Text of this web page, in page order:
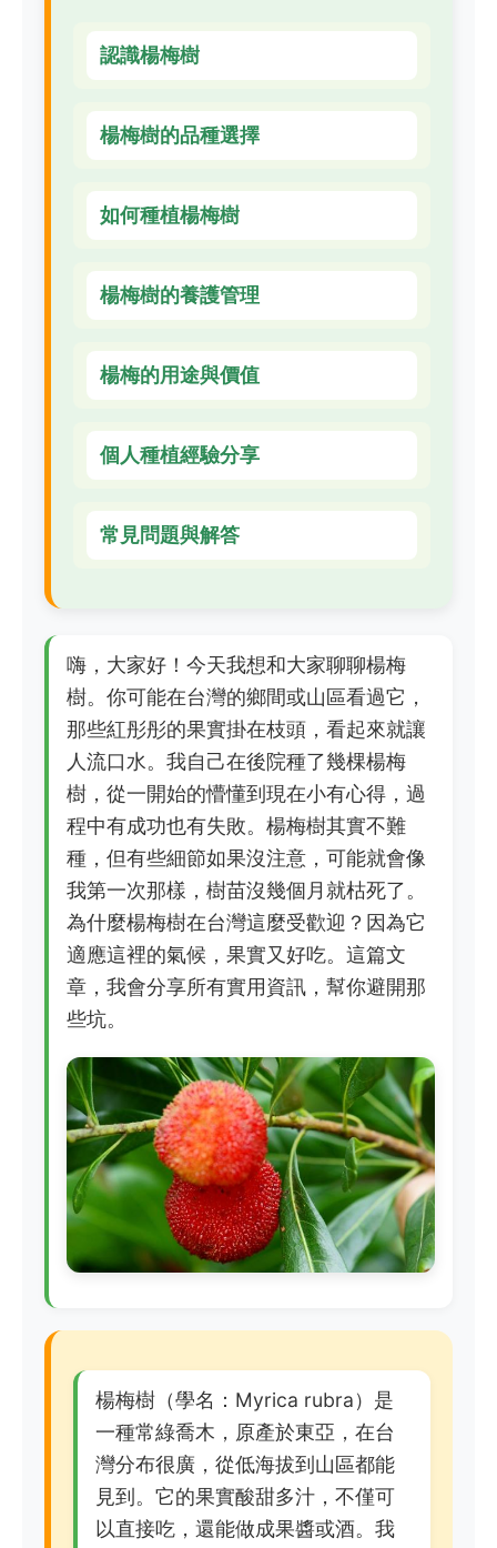
認識楊梅樹
楊梅樹的品種選擇
如何種植楊梅樹
楊梅樹的養護管理
楊梅的用途與價值
個人種植經驗分享
常見問題與解答
嗨，大家好！今天我想和大家聊聊楊梅
樹。你可能在台灣的鄉間或山區看過它，
那些紅彤彤的果實掛在枝頭，看起來就讓
人流口水。我自己在後院種了幾棵楊梅
樹，從一開始的懵懂到現在小有心得，過
程中有成功也有失敗。楊梅樹其實不難
種，但有些細節如果沒注意，可能就會像
我第一次那樣，樹苗沒幾個月就枯死了。
為什麼楊梅樹在台灣這麼受歡迎？因為它
適應這裡的氣候，果實又好吃。這篇文
章，我會分享所有實用資訊，幫你避開那
些坑。
楊梅樹（學名：Myrica rubra）是
一種常綠喬木，原產於東亞，在台
灣分布很廣，從低海拔到山區都能
見到。它的果實酸甜多汁，不僅可
以直接吃，還能做成果醬或酒。我